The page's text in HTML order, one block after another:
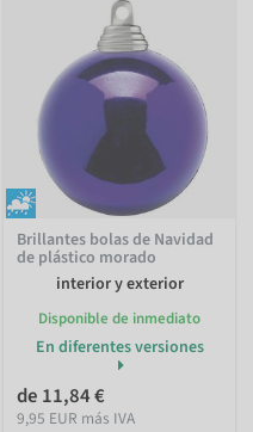
Brillantes bolas de Navidad
de plástico morado
interior y exterior
Disponible de inmediato
En diferentes versiones
de 11,84 €
9,95 EUR más IVA